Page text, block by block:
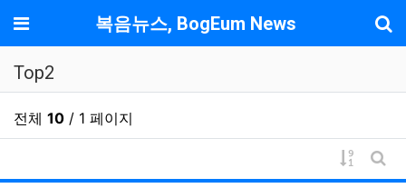
메뉴 복음뉴스, BogEum News
Top2
전체 10 / 1 페이지
게시물
게